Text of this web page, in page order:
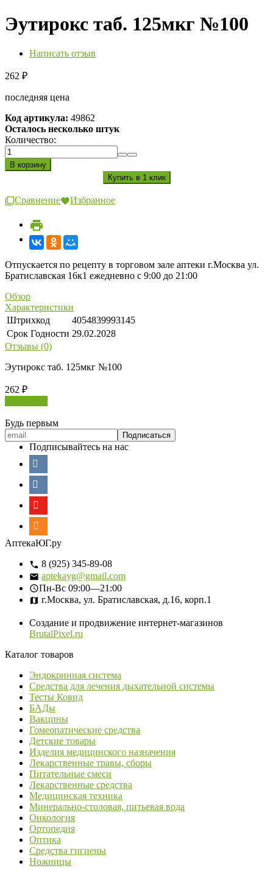
Эутирокс таб. 125мкг №100
Написать отзыв
262 ₽
последняя цена
Код артикула: 49862
Осталось несколько штук
Количество:
Сравнение Избранное
Отпускается по рецепту в торговом зале аптеки г.Москва ул.
Братиславская 16к1 ежедневно с 9:00 до 21:00
Обзор
Характеристики
Штрихкод
4054839993145
Срок Годности 29.02.2028
Отзывы (0)
Эутирокс таб. 125мкг №100
262 ₽
Будь первым
Подписывайтесь на нас
АптекаЮГ.ру
8 (925) 345-89-08
aptekayg@gmail.com
Пн-Вс 09:00—21:00
г.Москва, ул. Братиславская, д.16, корп.1
Создание и продвижение интернет-магазинов
BrutalPixel.ru
Каталог товаров
Эндокринная система
Средства для лечения дыхательной системы
Тесты Ковид
БАДы
Вакцины
Гомеопатические средства
Детские товары
Изделия медицинского назначения
Лекарственные травы, сборы
Питательные смеси
Лекарственные средства
Медицинская техника
Минерально-столовая, питьевая вода
Онкология
Ортопедия
Оптика
Средства гигиены
Ножницы